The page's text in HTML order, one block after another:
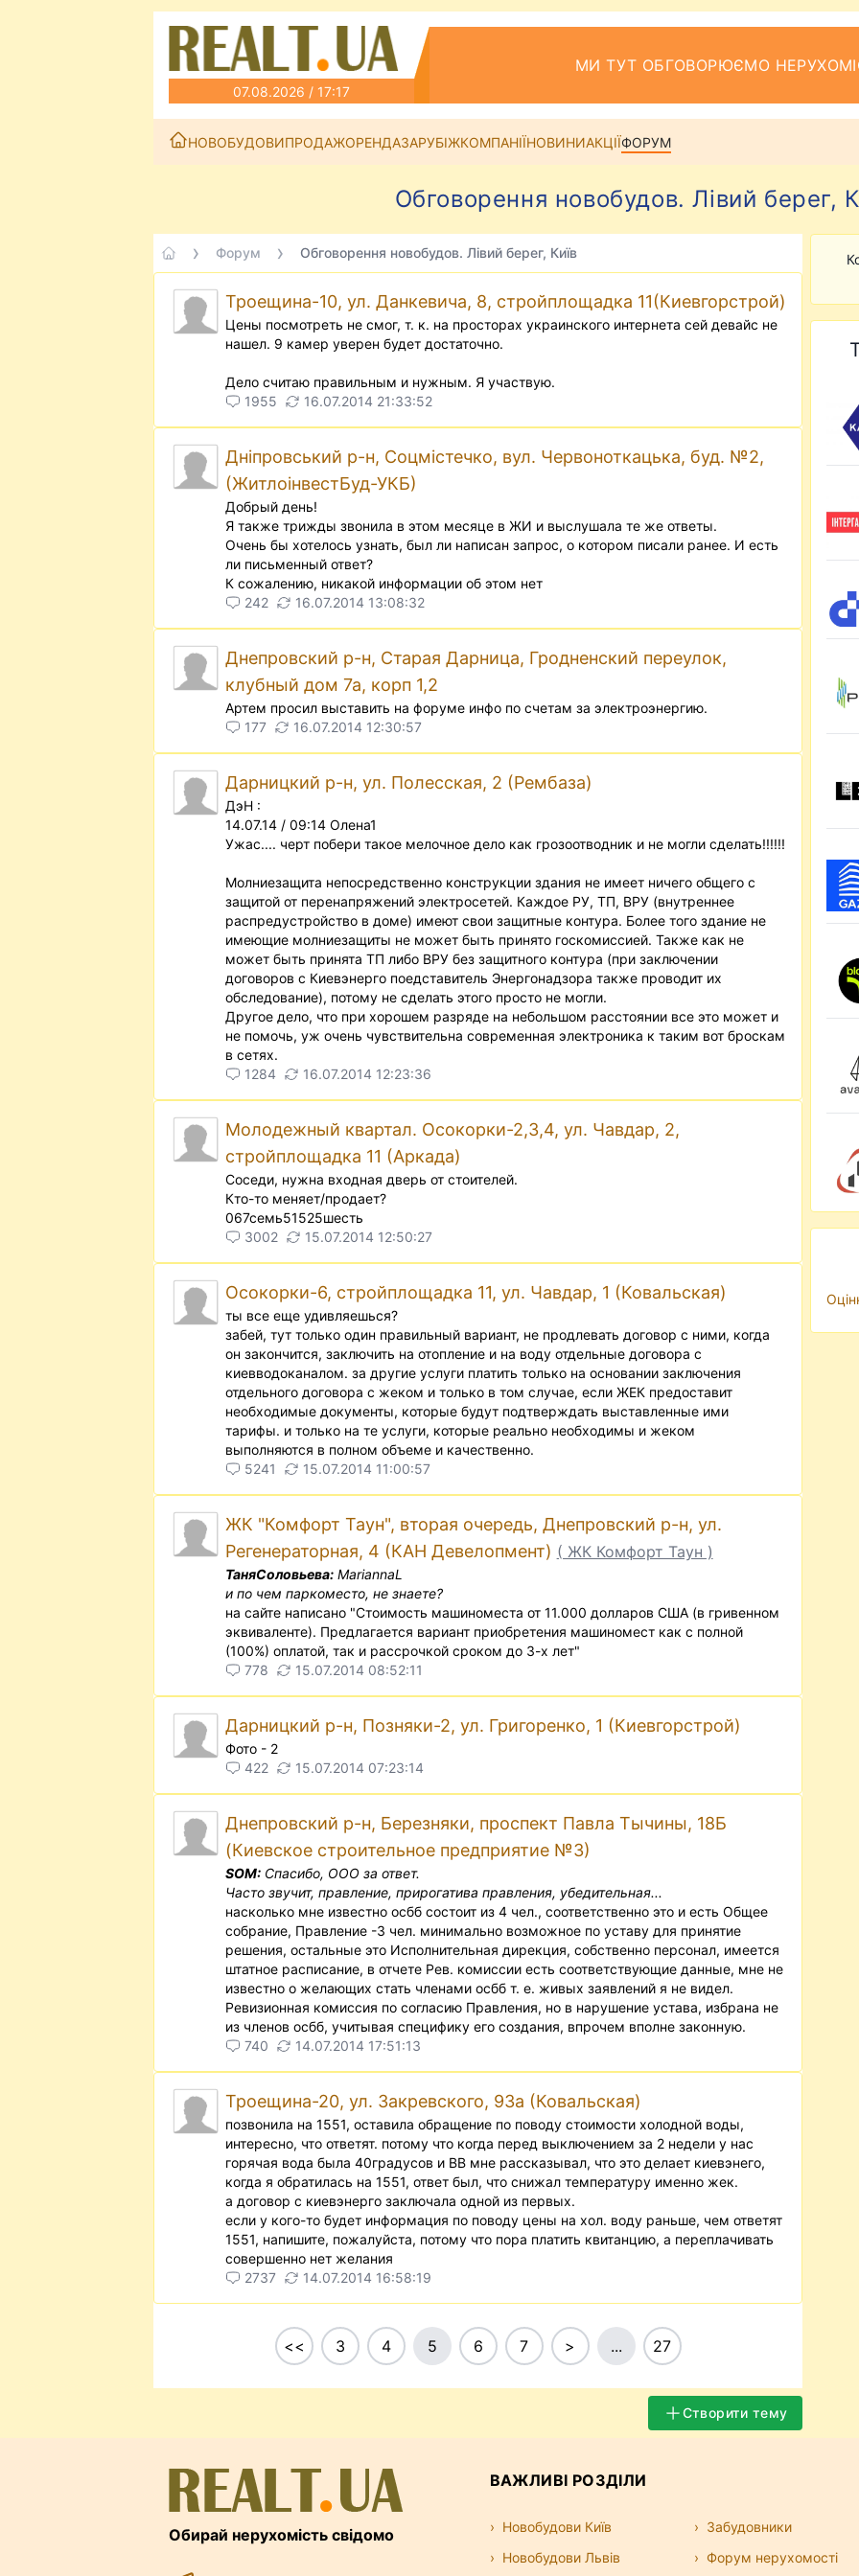
07.08.2026 / 17:17
МИ ТУТ ОБГОВОРЮЄМО
НОВОБУДОВИПРОДАЖОРЕНДАЗАРУБІЖКОМПАНІЇНОВИНИАКЦІЇФОРУМ
Обговорення новобудов. Лівий берег,
Форум Обговорення новобудов. Лівий берег, Київ
Троещина-10, ул. Данкевича, 8, стройплощадка 11(Киевгорстрой)
Цены посмотреть не смог, т. к. на просторах украинского интернета сей девайс не
нашел. 9 камер уверен будет достаточно.
Дело считаю правильным и нужным. Я участвую.
1955
16.07.2014 21:33:52
Днiпровський р-н, Соцмістечко, вул. Червоноткацька, буд. №2,
(ЖитлоінвестБуд-УКБ)
Добрый день!
Я также трижды звонила в этом месяце в ЖИ и выслушала те же ответы.
Очень бы хотелось узнать, был ли написан запрос, о котором писали ранее. И есть
ли письменный ответ?
К сожалению, никакой информации об этом нет
242
16.07.2014 13:08:32
Днепровский р-н, Старая Дарница, Гродненский переулок,
клубный дом 7а, корп 1,2
Артем просил выставить на форуме инфо по счетам за электроэнергию.
177
16.07.2014 12:30:57
Дарницкий р-н, ул. Полесская, 2 (Рембаза)
ДэН :
14.07.14 / 09:14 Олена1
Ужас.... черт побери такое мелочное дело как грозоотводник и не могли сделать!!!!!!
Молниезащита непосредственно конструкции здания не имеет ничего общего с
защитой от перенапряжений электросетей. Каждое РУ, ТП, ВРУ (внутреннее
распредустройство в доме) имеют свои защитные контура. Более того здание не
имеющие молниезащиты не может быть принято госкомиссией. Также как не
может быть принята ТП либо ВРУ без защитного контура (при заключении
договоров с Киевэнерго поедставитель Энергонадзора также проводит их
обследование), потому не сделать этого просто не могли.
Другое дело, что при хорошем разряде на небольшом расстоянии все это может и
не помочь, уж очень чувствительна современная электроника к таким вот броскам
в сетях.
1284
16.07.2014 12:23:36
Молодежный квартал. Осокорки-2,3,4, ул. Чавдар, 2,
стройплощадка 11 (Аркада)
Соседи, нужна входная дверь от стоителей.
Кто-то меняет/продает?
067семь51525шесть
3002
15.07.2014 12:50:27
Осокорки-6, стройплощадка 11, ул. Чавдар, 1 (Ковальская)
ты все еще удивляешься?
забей, тут только один правильный вариант, не продлевать договор с ними, когда
он закончится, заключить на отопление и на воду отдельные договора с
киевводоканалом. за другие услуги платить только на основании заключения
отдельного договора с жеком и только в том случае, если ЖЕК предоставит
необходимые документы, которые будут подтверждать выставленные ими
тарифы. и только на те услуги, которые реально необходимы и жеком
выполняются в полном объеме и качественно.
5241
15.07.2014 11:00:57
ЖК "Комфорт Таун", вторая очередь, Днепровский р-н, ул.
Регенераторная, 4 (КАН Девелопмент) ( ЖК Комфорт Таун )
ТаняСоловьева:MariannaL
и по чем паркоместо, не знаете?
на сайте написано "Стоимость машиноместа от 11.000 долларов США (в гривенном
эквиваленте). Предлагается вариант приобретения машиномест как с полной
(100%) оплатой, так и рассрочкой сроком до 3-х лет"
778
15.07.2014 08:52:11
Дарницкий р-н, Позняки-2, ул. Григоренко, 1 (Киевгорстрой)
Фото - 2
422
15.07.2014 07:23:14
Днепровский р-н, Березняки, проспект Павла Тычины, 18Б
(Киевское строительное предприятие №3)
SOM:Спасибо, ООО за ответ.
Часто звучит, правление, прирогатива правления, убедительная...
насколько мне известно осбб состоит из 4 чел., соответственно это и есть Общее
собрание, Правление -3 чел. минимально возможное по уставу для принятие
решения, остальные это Исполнительная дирекция, собственно персонал, имеется
штатное расписание, в отчете Рев. комиссии есть соответствующие данные, мне не
известно о желающих стать членами осбб т. е. живых заявлений я не видел.
Ревизионная комиссия по согласию Правления, но в нарушение устава, избрана не
из членов осбб, учитывая специфику его создания, впрочем вполне законную.
740
14.07.2014 17:51:13
Троещина-20, ул. Закревского, 93а (Ковальская)
позвонила на 1551, оставила обращение по поводу стоимости холодной воды,
интересно, что ответят. потому что когда перед выключением за 2 недели у нас
горячая вода была 40градусов и ВВ мне рассказывал, что это делает киевэнего,
когда я обратилась на 1551, ответ был, что снижал температуру именно жек.
а договор с киевэнерго заключала одной из первых.
если у кого-то будет информация по поводу цены на хол. воду раньше, чем ответят
1551, напишите, пожалуйста, потому что пора платить квитанцию, а переплачивать
совершенно нет желания
2737
14.07.2014 16:58:19
<< 3 4 5 6 7 > ... 27
Створити тему
Обирай нерухомість свідомо
ВАЖЛИВІ РОЗДІЛИ
Новобудови Київ
Новобудови Львів
Забудовники
Форум нерухомості